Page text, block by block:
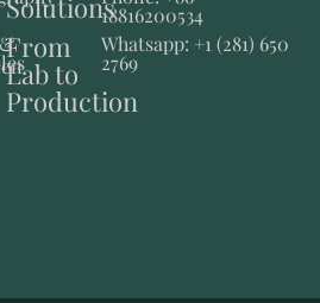
From
Lab to
Production
18816200534
Whatsapp: +1 (281) 650
2769